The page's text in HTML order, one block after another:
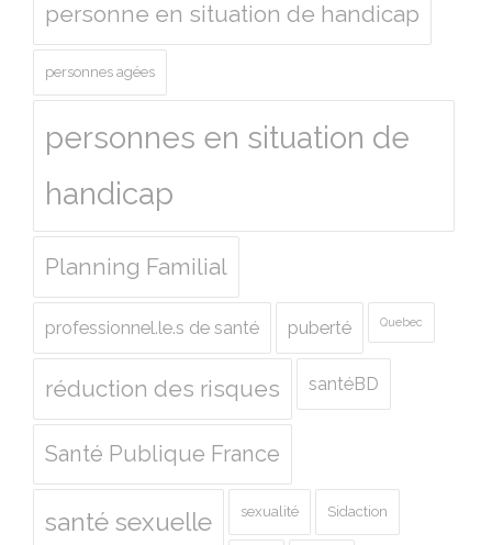
personne en situation de handicap
personnes agées
personnes en situation de
handicap
Planning Familial
professionnel.le.s de santé puberté Quebec
réduction des risques santéBD
Santé Publique France
santé sexuelle sexualité Sidaction